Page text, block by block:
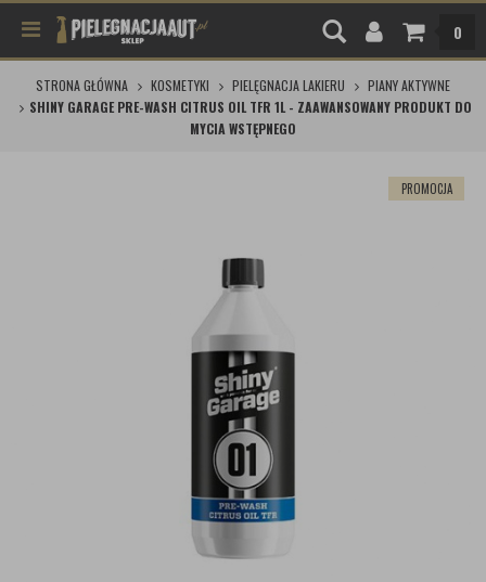
0
STRONA GŁÓWNA KOSMETYKI PIELĘGNACJA LAKIERU
PIANY AKTYWNE
SHINY GARAGE PRE-WASH CITRUS OIL TFR 1L - ZAAWANSOWANY PRODUKT DO
MYCIA WSTĘPNEGO
PROMOCJA